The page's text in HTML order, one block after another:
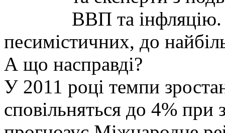
ВВП та інфляцію.
песимістичних, до
А що насправді?
У 2011 році темпи
сповільняться до 4% при